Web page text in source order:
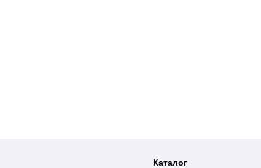
Каталог